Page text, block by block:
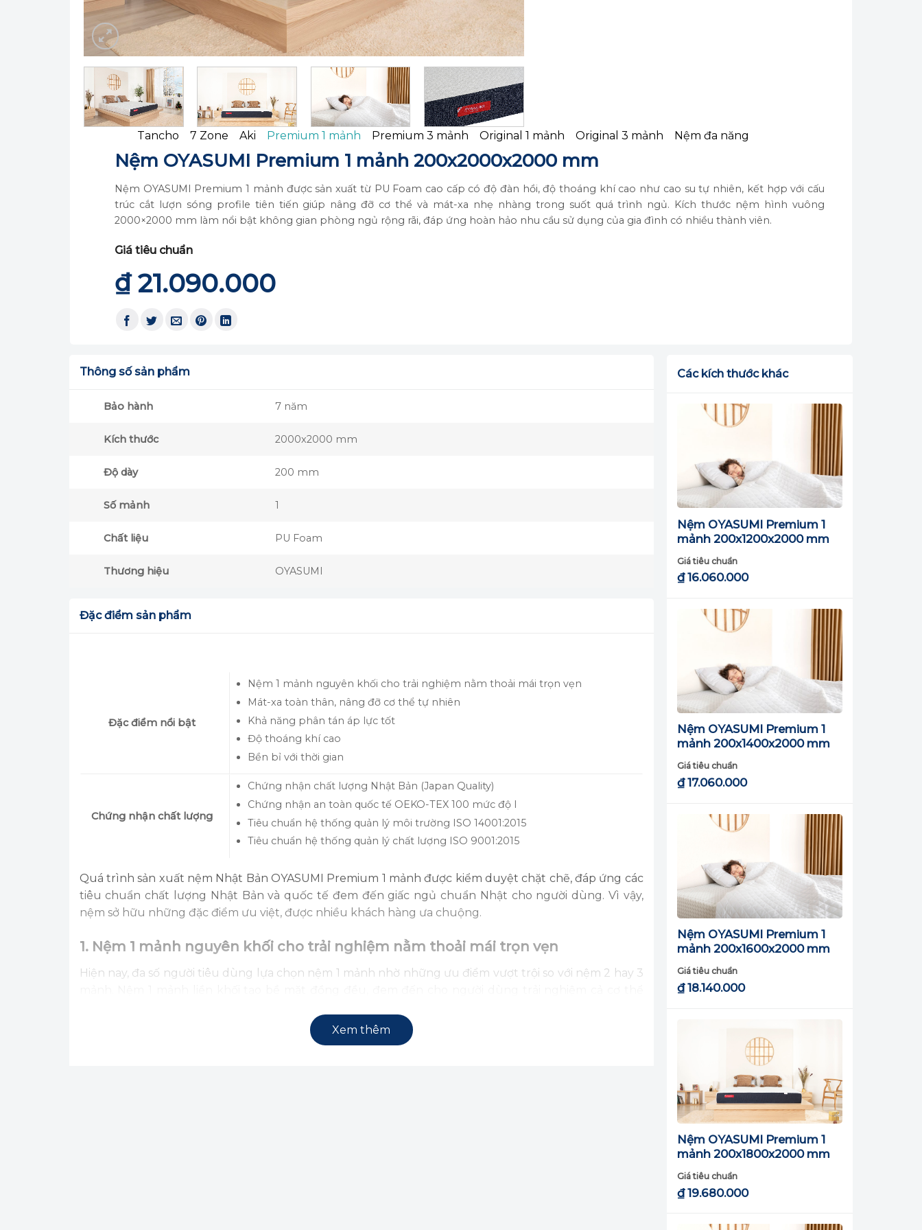
Tancho 7 Zone Aki Premium 1 mảnh Premium 3 mảnh Original 1 mảnh Original 3 mảnh Nệm đa năng
Nệm OYASUMI Premium 1 mảnh 200x2000x2000 mm
Nệm OYASUMI Premium 1 mảnh được sản xuất từ PU Foam cao cấp có độ đàn hồi, độ thoáng khí cao như cao su tự nhiên, kết hợp với cấu
trúc cắt lượn sóng profile tiên tiến giúp nâng đỡ cơ thể và mát-xa nhẹ nhàng trong suốt quá trình ngủ. Kích thước nệm hình vuông
2000×2000 mm làm nổi bật không gian phòng ngủ rộng rãi, đáp ứng hoàn hảo nhu cầu sử dụng của gia đình có nhiều thành viên.
Giá tiêu chuẩn
₫21.090.000
Thông số sản phẩm
Bảo hành 7 năm
Kích thước 2000x2000 mm
Độ dày 200 mm
Số mảnh 1
Chất liệu PU Foam
Thương hiệu OYASUMI
Đặc điểm sản phẩm
Đặc điểm nổi bật
Nệm 1 mảnh nguyên khối cho trải nghiệm nằm thoải mái trọn vẹn
Mát-xa toàn thân, nâng đỡ cơ thể tự nhiên
Khả năng phân tán áp lực tốt
Độ thoáng khí cao
Bền bỉ với thời gian
Chứng nhận chất lượng
Chứng nhận chất lượng Nhật Bản (Japan Quality)
Chứng nhận an toàn quốc tế OEKO-TEX 100 mức độ I
Tiêu chuẩn hệ thống quản lý môi trường ISO 14001:2015
Tiêu chuẩn hệ thống quản lý chất lượng ISO 9001:2015
Quá trình sản xuất nệm Nhật Bản OYASUMI Premium 1 mảnh được kiểm duyệt chặt chẽ, đáp ứng các
tiêu chuẩn chất lượng Nhật Bản và quốc tế đem đến giấc ngủ chuẩn Nhật cho người dùng. Vì vậy,
nệm sở hữu những đặc điểm ưu việt, được nhiều khách hàng ưa chuộng.
1. Nệm 1 mảnh nguyên khối cho trải nghiệm nằm thoải mái trọn vẹn
Hiện nay, đa số người tiêu dùng lựa chọn nệm 1 mảnh nhờ những ưu điểm vượt trội so với nệm 2 hay 3
Xem thêm
Các kích thước khác
Nệm OYASUMI Premium 1
mảnh 200x1200x2000 mm
Giá tiêu chuẩn
₫16.060.000
Nệm OYASUMI Premium 1
mảnh 200x1400x2000 mm
Giá tiêu chuẩn
₫17.060.000
Nệm OYASUMI Premium 1
mảnh 200x1600x2000 mm
Giá tiêu chuẩn
₫18.140.000
Nệm OYASUMI Premium 1
mảnh 200x1800x2000 mm
Giá tiêu chuẩn
₫19.680.000